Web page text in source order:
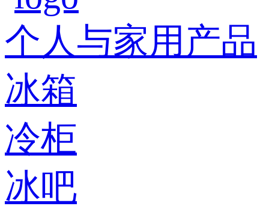
个人与家用产品
冰箱
冷柜
冰吧